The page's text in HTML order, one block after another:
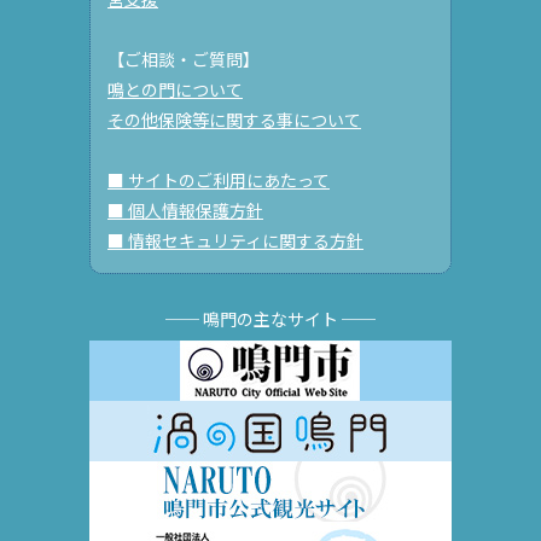
【ご相談・ご質問】
鳴との門について
その他保険等に関する事について
■ サイトのご利用にあたって
■ 個人情報保護方針
■ 情報セキュリティに関する方針
── 鳴門の主なサイト ──